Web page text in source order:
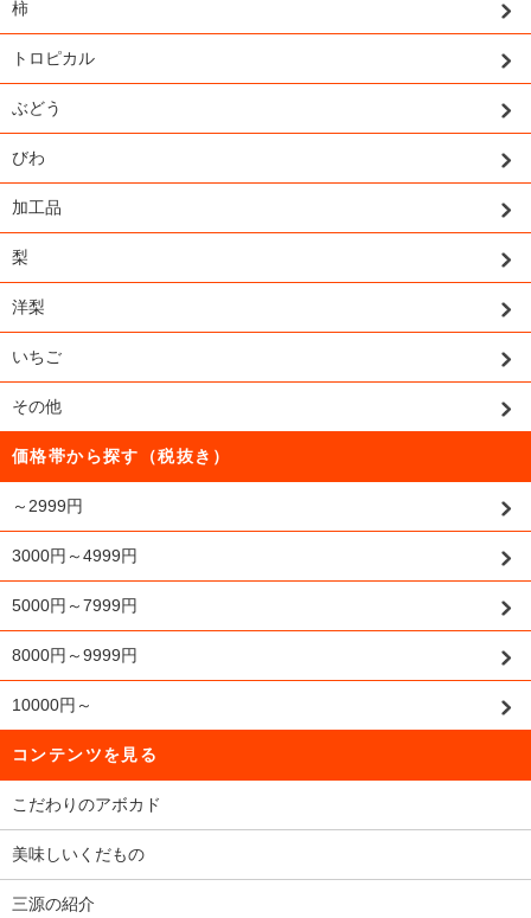
柿
トロピカル
ぶどう
びわ
加工品
梨
洋梨
いちご
その他
価格帯から探す（税抜き）
～2999円
3000円～4999円
5000円～7999円
8000円～9999円
10000円～
コンテンツを見る
こだわりのアボカド
美味しいくだもの
三源の紹介